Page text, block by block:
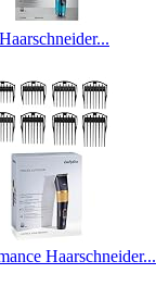
Haarschneider...